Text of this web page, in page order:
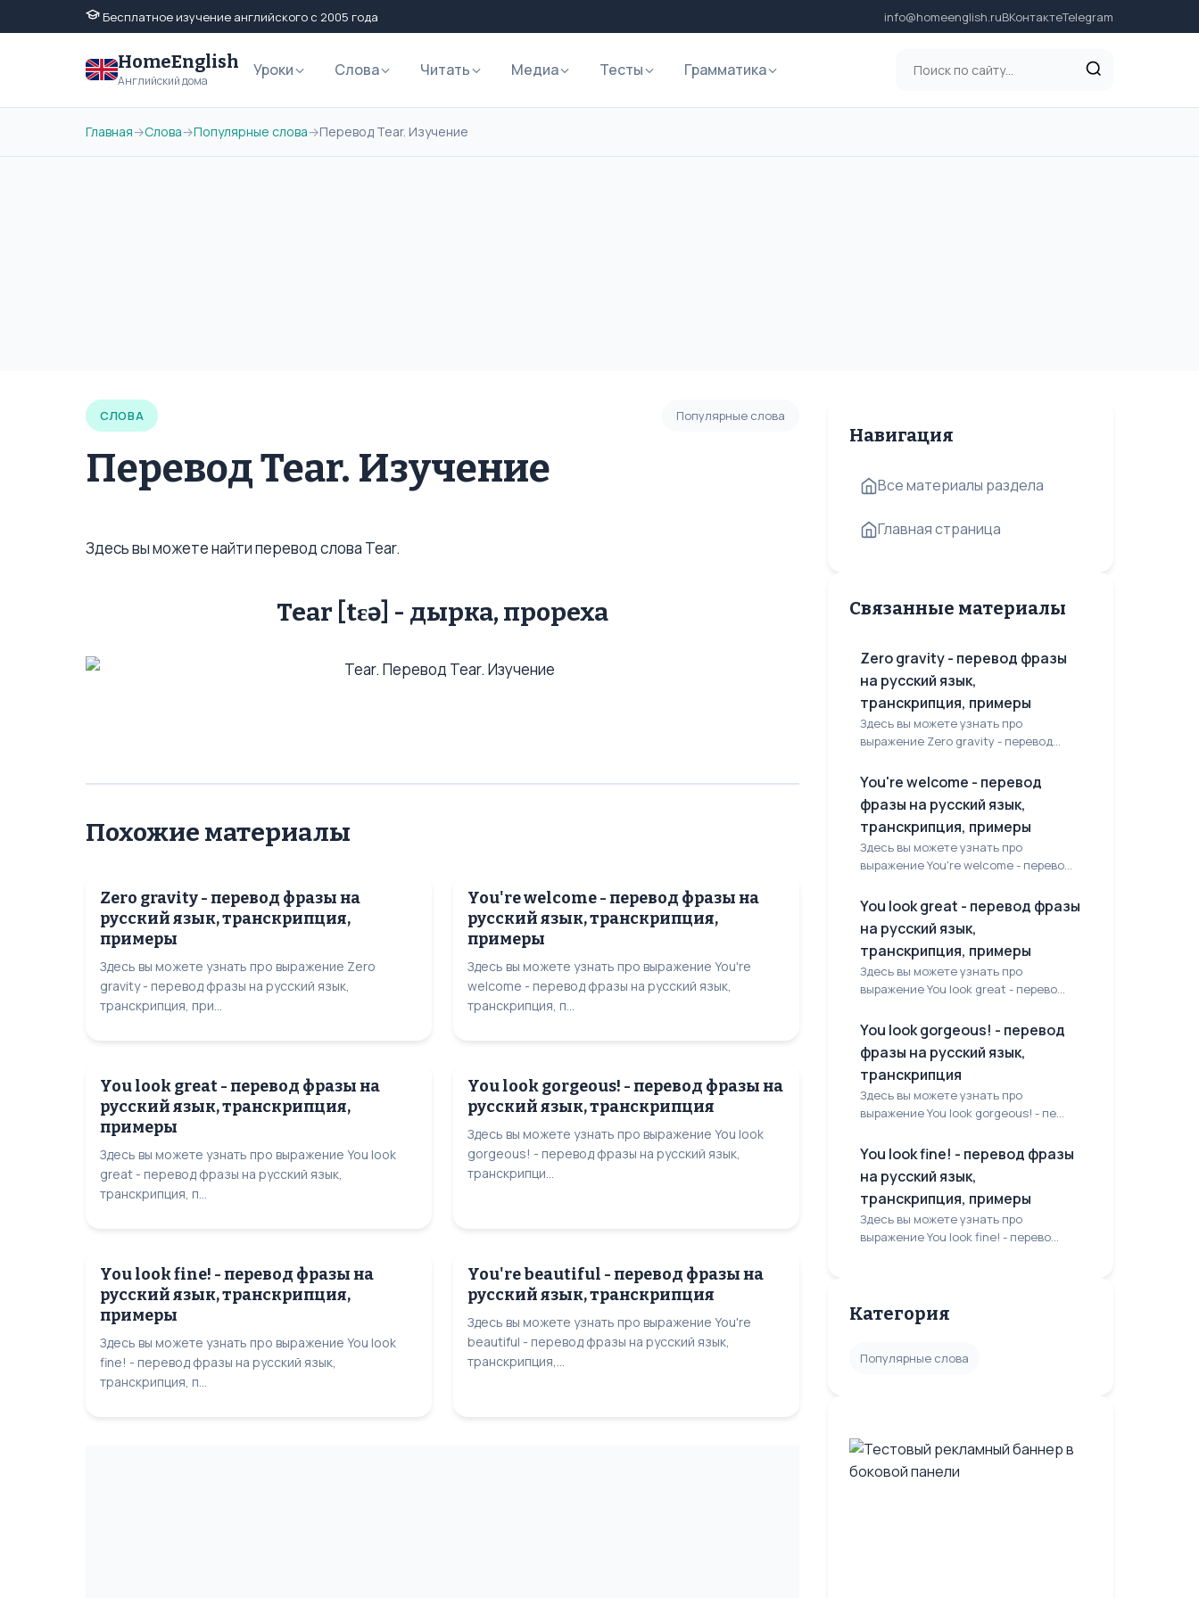
Бесплатное изучение английского с 2005 года info@homeenglish.ruВКонтактеTelegram
HomeEnglish
Английский дома
Уроки Слова Читать Медиа Тесты Грамматика
Главная→Слова→Популярные слова→Перевод Tear. Изучение
СЛОВА Популярные слова
Перевод Tear. Изучение
Здесь вы можете найти перевод слова Tear.
Tear [tɛə] - дырка, прореха
Похожие материалы
Zero gravity - перевод фразы на
русский язык, транскрипция,
примеры
Здесь вы можете узнать про выражение Zero
gravity - перевод фразы на русский язык,
транскрипция, при...
You're welcome - перевод фразы на
русский язык, транскрипция,
примеры
Здесь вы можете узнать про выражение You're
welcome - перевод фразы на русский язык,
транскрипция, п...
You look great - перевод фразы на
русский язык, транскрипция,
примеры
Здесь вы можете узнать про выражение You look
great - перевод фразы на русский язык,
транскрипция, п...
You look gorgeous! - перевод фразы на
русский язык, транскрипция
Здесь вы можете узнать про выражение You look
gorgeous! - перевод фразы на русский язык,
транскрипци...
You look fine! - перевод фразы на
русский язык, транскрипция,
примеры
Здесь вы можете узнать про выражение You look
fine! - перевод фразы на русский язык,
транскрипция, п...
You're beautiful - перевод фразы на
русский язык, транскрипция
Здесь вы можете узнать про выражение You're
beautiful - перевод фразы на русский язык,
транскрипция,...
Навигация
Все материалы раздела
Главная страница
Связанные материалы
Zero gravity - перевод фразы
на русский язык,
транскрипция, примеры
Здесь вы можете узнать про
выражение Zero gravity - перевод...
You're welcome - перевод
фразы на русский язык,
транскрипция, примеры
Здесь вы можете узнать про
выражение You're welcome - перево...
You look great - перевод фразы
на русский язык,
транскрипция, примеры
Здесь вы можете узнать про
выражение You look great - перево...
You look gorgeous! - перевод
фразы на русский язык,
транскрипция
Здесь вы можете узнать про
выражение You look gorgeous! - пе...
You look fine! - перевод фразы
на русский язык,
транскрипция, примеры
Здесь вы можете узнать про
выражение You look fine! - перево...
Категория
Популярные слова